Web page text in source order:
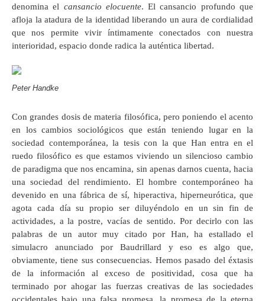
denomina el cansancio elocuente. El cansancio profundo que
afloja la atadura de la identidad liberando un aura de cordialidad
que nos permite vivir íntimamente conectados con nuestra
interioridad, espacio donde radica la auténtica libertad.
Peter Handke
Con grandes dosis de materia filosófica, pero poniendo el acento
en los cambios sociológicos que están teniendo lugar en la
sociedad contemporánea, la tesis con la que Han entra en el
ruedo filosófico es que estamos viviendo un silencioso cambio
de paradigma que nos encamina, sin apenas darnos cuenta, hacia
una sociedad del rendimiento. El hombre contemporáneo ha
devenido en una fábrica de sí, hiperactiva, hiperneurótica, que
agota cada día su propio ser diluyéndolo en un sin fin de
actividades, a la postre, vacías de sentido. Por decirlo con las
palabras de un autor muy citado por Han, ha estallado el
simulacro anunciado por Baudrillard y eso es algo que,
obviamente, tiene sus consecuencias. Hemos pasado del éxtasis
de la información al exceso de positividad, cosa que ha
terminado por ahogar las fuerzas creativas de las sociedades
occidentales bajo una falsa promesa, la promesa de la eterna